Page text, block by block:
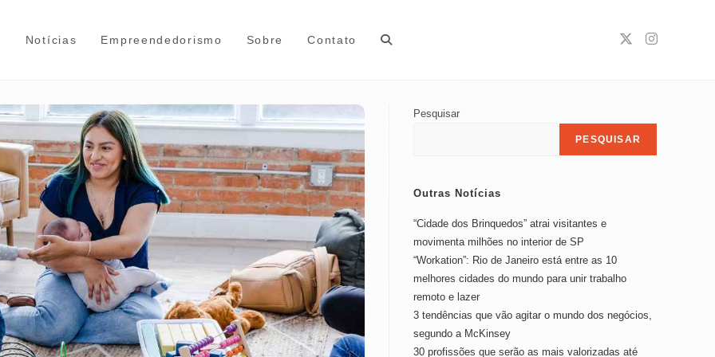
Notícias Empreendedorismo Sobre Contato Alternar
pesquisaPesquisar
PESQUISAR
Outras Notícias
“Cidade dos Brinquedos” atrai visitantes e
movimenta milhões no interior de SP
“Workation”: Rio de Janeiro está entre as 10
melhores cidades do mundo para unir trabalho
remoto e lazer
3 tendências que vão agitar o mundo dos negócios,
segundo a McKinsey
30 profissões que serão as mais valorizadas até